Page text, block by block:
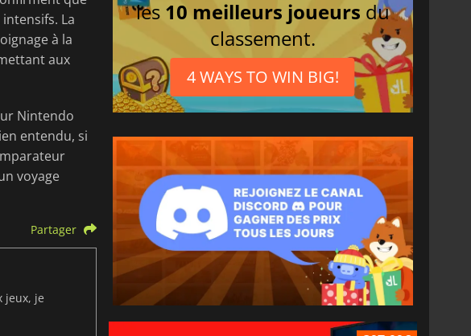
La
à la
aux
Nintendo
entendu, si
voyage
Partager
jeux, je
les 10 meilleurs joueurs du
classement.
4 WAYS TO WIN BIG!